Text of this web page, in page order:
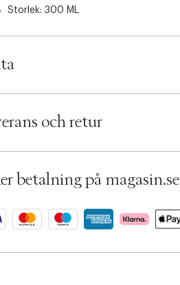
Storlek: 300 ML
008080150059och retur
betalning på magasin.se